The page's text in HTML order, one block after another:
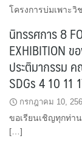
โครงการบ่มเพาะ
นิทรรศการ 8
EXHIBITION
ประติมากรรม
SDGs 4 10 11
กรกฎาคม 10,
ขอเรียนเชิญทุกท่าน
[…]